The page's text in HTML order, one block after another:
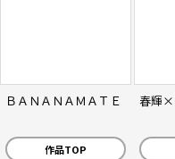
ＢＡＮＡＮＡＭＡＴＥ
作品TOP